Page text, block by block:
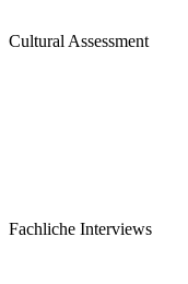
Cultural Assessment
Fachliche Interviews